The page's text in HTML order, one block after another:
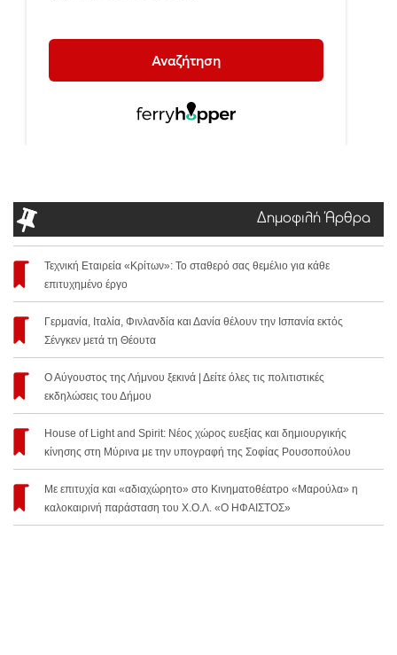
Δημοφιλή Άρθρα
Τεχνική Εταιρεία «Κρίτων»: Το σταθερό σας θεμέλιο για κάθε
επιτυχημένο έργο
Γερμανία, Ιταλία, Φινλανδία και Δανία θέλουν την Ισπανία εκτός
Σένγκεν μετά τη Θέουτα
Ο Αύγουστος της Λήμνου ξεκινά | Δείτε όλες τις πολιτιστικές
εκδηλώσεις του Δήμου
House of Light and Spirit: Νέος χώρος ευεξίας και δημιουργικής
κίνησης στη Μύρινα με την υπογραφή της Σοφίας Ρουσοπούλου
Με επιτυχία και «αδιαχώρητο» στο Κινηματοθέατρο «Μαρούλα» η
καλοκαιρινή παράσταση του Χ.Ο.Λ. «Ο ΗΦΑΙΣΤΟΣ»